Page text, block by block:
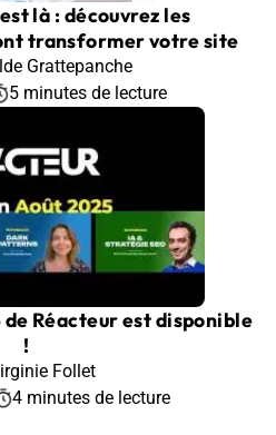
là : découvrez les
transformer votre site
Grattepanche
5 minutes de lecture
de Réacteur est disponible
!
Follet
4 minutes de lecture